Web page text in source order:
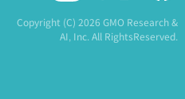
Copyright (C)2026 GMO Research &
AI, Inc. All RightsReserved.